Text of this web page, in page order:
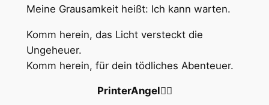
Meine Grausamkeit heißt: Ich kann warten.
Komm herein, das Licht versteckt die
Ungeheuer.
Komm herein, für dein tödliches Abenteuer.
PrinterAngel🏳️‍🌈